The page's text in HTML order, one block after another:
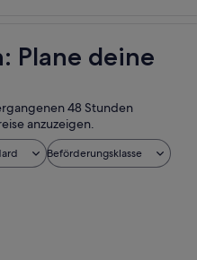
Plane deine
48 Stunden
anzuzeigen.
Beförderungsklasse